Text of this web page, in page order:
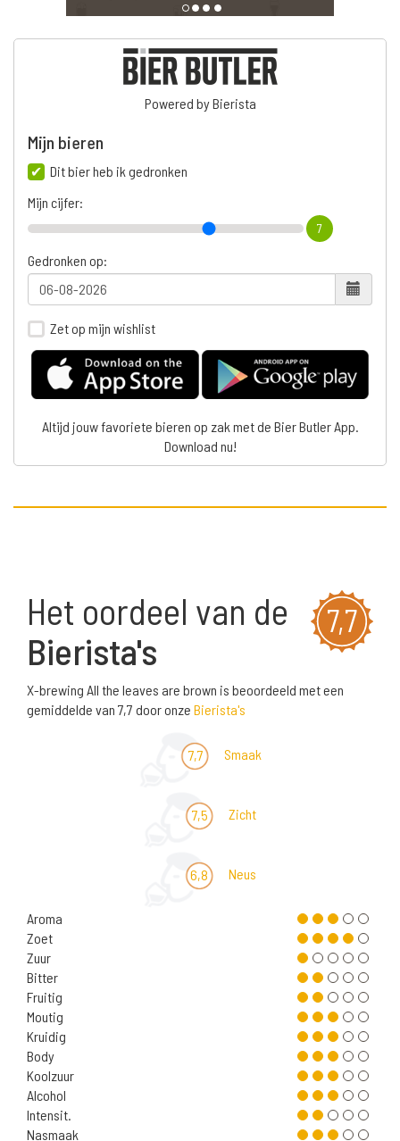
Powered by Bierista
Mijn bieren
Dit bier heb ik gedronken
Mijn cijfer:
7
Gedronken op:
Zet op mijn wishlist
Altijd jouw favoriete bieren op zak met de Bier Butler App.
Download nu!
7,7
Het oordeel van de
Bierista's
X-brewing All the leaves are brown is beoordeeld met een
gemiddelde van 7,7 door onze Bierista's
7,7 Smaak
7,5 Zicht
6,8 Neus
Aroma
Zoet
Zuur
Bitter
Fruitig
Moutig
Kruidig
Body
Koolzuur
Alcohol
Intensit.
Nasmaak